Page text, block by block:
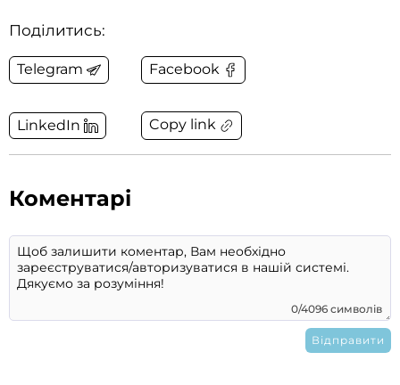
Поділитись:
Telegram Facebook
LinkedIn Copy link
Коментарі
0/4096 символів